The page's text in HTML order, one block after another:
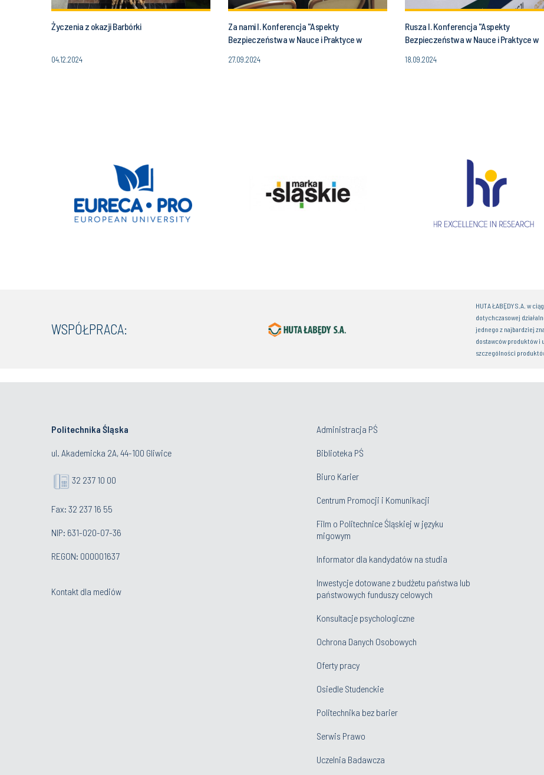
Życzenia z okazji Barbórki
04.12.2024
Za nami I. Konferencja "Aspekty
Bezpieczeństwa w Nauce i Praktyce w
27.09.2024
Rusza I. Konferencja "Aspekty
Bezpieczeństwa w Nauce i Praktyce w
18.09.2024
WSPÓŁPRACA:
Igniting the Power of
ul. Akademicka 2A, 44-100 Gliwice
32 237 10 00
Fax: 32 237 16 55
NIP: 631-020-07-36
REGON: 000001637
Biblioteka PŚ
Biuro Karier
Centrum Promocji i Komunikacji
Film o Politechnice Śląskiej w języku
Informator dla kandydatów na studia
Inwestycje dotowane z budżetu państwa lub
Konsultacje psychologiczne
Ochrona Danych Osobowych
Oferty pracy
Osiedle Studenckie
Politechnika bez barier
Serwis Prawo
Uczelnia Badawcza
Wydawnictwo PŚ